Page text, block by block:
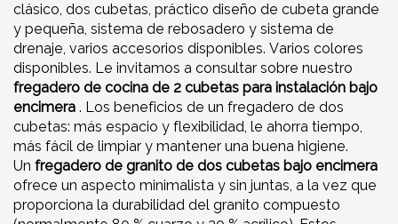
clásico, dos cubetas, práctico diseño de cubeta grande
y pequeña, sistema de rebosadero y sistema de
drenaje, varios accesorios disponibles. Varios colores
disponibles. Le invitamos a consultar sobre nuestro
fregadero de cocina de 2 cubetas para instalación bajo
encimera . Los beneficios de un fregadero de dos
cubetas: más espacio y flexibilidad, le ahorra tiempo,
más fácil de limpiar y mantener una buena higiene.
Un fregadero de granito de dos cubetas bajo encimera
ofrece un aspecto minimalista y sin juntas, a la vez que
proporciona la durabilidad del granito compuesto